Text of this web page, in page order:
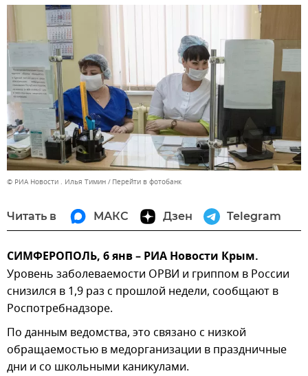
© РИА Новости . Илья Тимин Перейти в фотобанк
Читать в МАКС Дзен Telegram
СИМФЕРОПОЛЬ, 6 янв – РИА Новости Крым.
Уровень заболеваемости ОРВИ и гриппом в России
снизился в 1,9 раз с прошлой недели, сообщают в
Роспотребнадзоре.
По данным ведомства, это связано с низкой
обращаемостью в медорганизации в праздничные
дни и со школьными каникулами.